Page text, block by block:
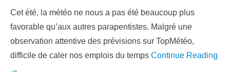
Cet été, la météo ne nous a pas été beaucoup plus
favorable qu’aux autres parapentistes. Malgré une
observation attentive des prévisions sur TopMétéo,
difficile de caler nos emplois du temps Continue Reading
→